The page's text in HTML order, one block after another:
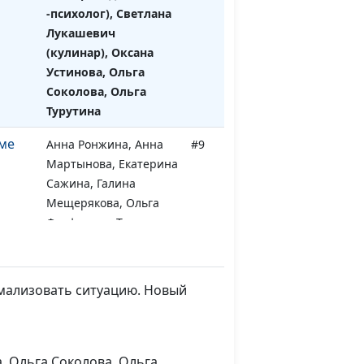
-психолог), Светлана
Лукашевич
(кулинар), Оксана
Устинова, Ольга
Соколова, Ольга
Турутина
Анна Ронжина, Анна
Мартынова, Екатерина
Сажина, Галина
Мещерякова, Ольга
Феофанова, Татьяна
#9
Гончар (психолог-
Сапронова, Нарине
ситуацию. Новый